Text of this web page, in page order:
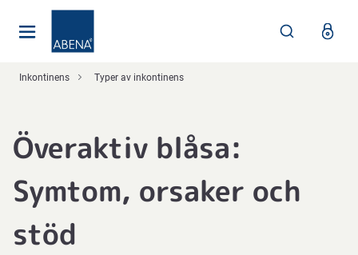
Inkontinens Typer av inkontinens
Överaktiv blåsa:
Symtom, orsaker och
stöd